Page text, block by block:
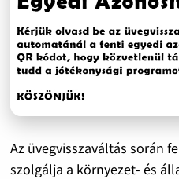
Az üvegvisszaváltás során
szolgálja a környezet- és